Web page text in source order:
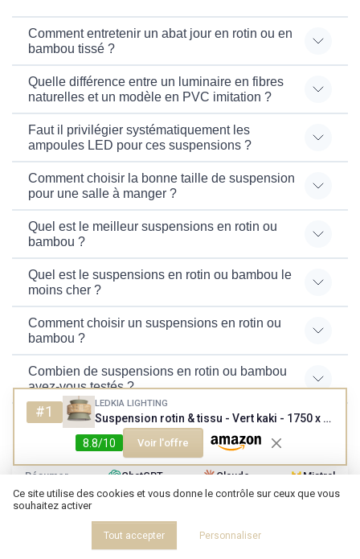
Comment entretenir un abat jour en rotin ou en
bambou tissé ?
Quelle différence entre un luminaire en fibres
naturelles et un modèle en PVC imitation ?
Faut il privilégier systématiquement les
ampoules LED pour ces suspensions ?
Comment choisir la bonne taille de suspension
pour une salle à manger ?
Quel est le meilleur suspensions en rotin ou
bambou ?
Quel est le suspensions en rotin ou bambou le
moins cher ?
Comment choisir un suspensions en rotin ou
bambou ?
Combien de suspensions en rotin ou bambou
avez-vous testés ?
#1 LEDKIA LIGHTING
Suspension rotin & tissu - Vert kaki - 1750 x 400 mm
8.8/10
Voir l'offre
Résumer ChatGPT Claude Mistral
Recevez les dernières actualités de
Design Magazine
Ce site utilise des cookies et vous donne le contrôle sur ceux que vous
souhaitez activer
Tout accepter Personnaliser